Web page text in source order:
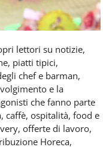
lettori su notizie,
piatti tipici,
chef e barman,
e la
che fanno parte
caffè, ospitalità, food e
offerte di lavoro,
Horeca,